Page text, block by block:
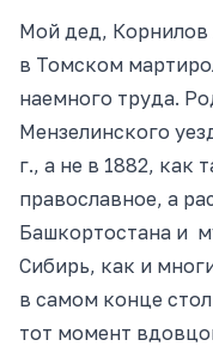
Мой дед, Корнилов
в Томском
наемного труда.
Мензелинского
г., а не в 1882, как
православное, а
Башкортостана и
Сибирь, как и
в самом конце
тот момент